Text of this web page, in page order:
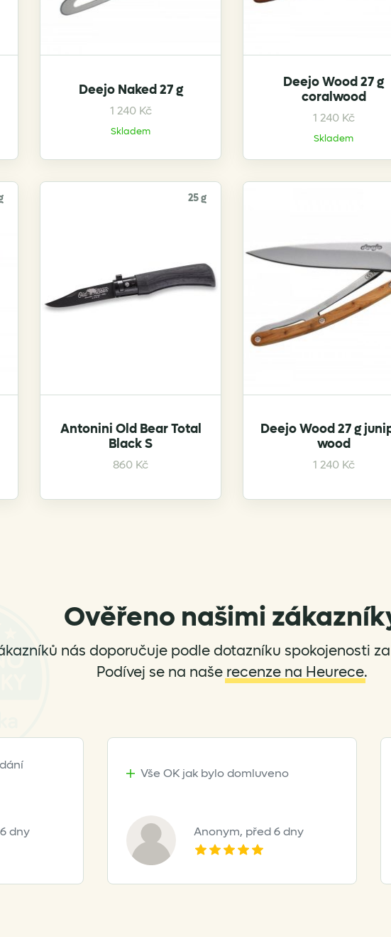
Deejo Naked 27 g
1 240 Kč
Skladem
Deejo Wood 27 g
coralwood
1 240 Kč
Skladem
25 g
Antonini Old Bear Total
Black S
860 Kč
Deejo Wood 27 g
wood
1 240 Kč
Ověřeno našimi
nás doporučuje podle dotazníku spokojenosti
Podívej se na naše recenze na Heurece.
dny
Vše OK jak bylo domluveno
Anonym, před 6 dny